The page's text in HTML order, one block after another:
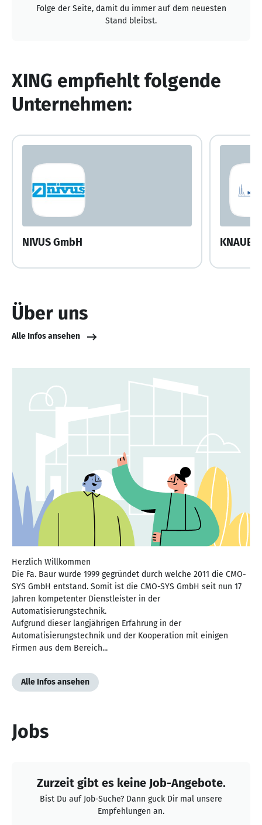
Folge der Seite, damit du immer auf dem neuesten
Stand bleibst.
XING empfiehlt folgende
Unternehmen:
NIVUS GmbH
Über uns
Alle Infos ansehen
Herzlich Willkommen
Die Fa. Baur wurde 1999 gegründet durch welche 2011 die CMO-
SYS GmbH entstand. Somit ist die CMO-SYS GmbH seit nun 17
Jahren kompetenter Dienstleister in der
Automatisierungstechnik.
Aufgrund dieser langjährigen Erfahrung in der
Automatisierungstechnik und der Kooperation mit einigen
Firmen aus dem Bereich...
Alle Infos ansehen
Jobs
Zurzeit gibt es keine Job-Angebote.
Bist Du auf Job-Suche? Dann guck Dir mal unsere
Empfehlungen an.